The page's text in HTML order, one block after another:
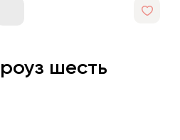
шесть